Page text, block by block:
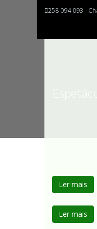
258 094 093 -
Ler mais
Ler mais